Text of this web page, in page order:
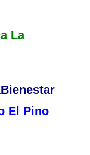
La
El Pino